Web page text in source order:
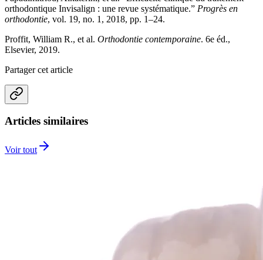
orthodontique Invisalign : une revue systématique.” Progrès en
orthodontie, vol. 19, no. 1, 2018, pp. 1–24.
Proffit, William R., et al. Orthodontie contemporaine. 6e éd.,
Elsevier, 2019.
Partager cet article
Articles similaires
Voir tout